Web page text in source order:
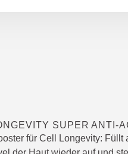
SUPER ANTI-
für Cell Longevity: